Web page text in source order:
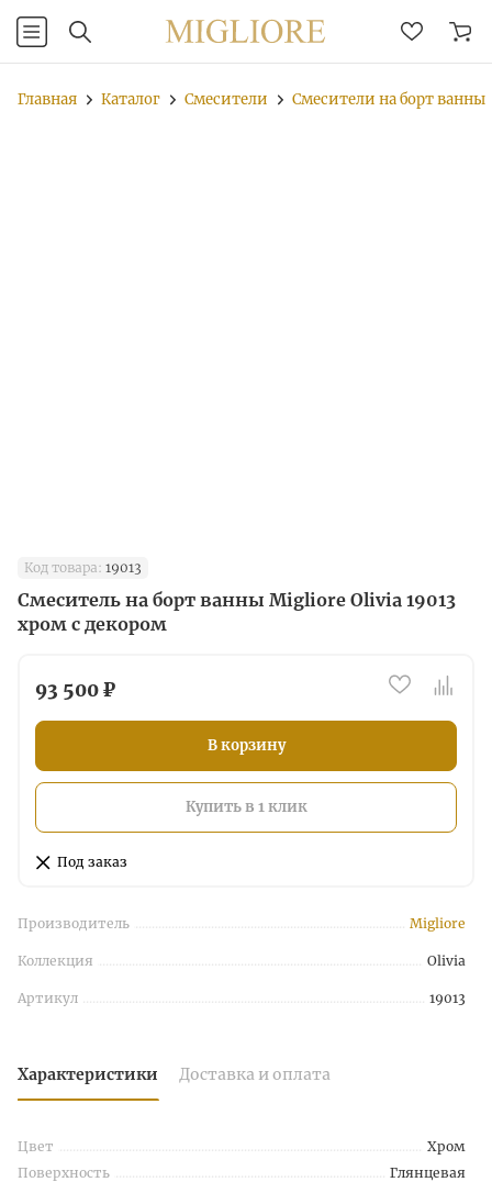
Главная Каталог Смесители Смесители на борт ванны
Код товара: 19013
Смеситель на борт ванны Migliore Olivia 19013
хром с декором
93 500 ₽
В корзину
Купить в 1 клик
Под заказ
Производитель Migliore
Коллекция Olivia
Артикул 19013
Характеристики Доставка и оплата
Цвет
Хром
Поверхность
Глянцевая